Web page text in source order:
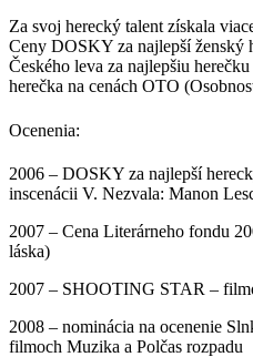
Za svoj herecký talent získala
Ceny DOSKY za najlepší ženský
Českého leva za najlepšiu
herečka na cenách OTO
Ocenenia:
2006 – DOSKY za najlepší
inscenácii V. Nezvala: Manon
2007 – Cena Literárneho fondu
láska)
2007 – SHOOTING STAR –
2008 – nominácia na ocenenie
filmoch Muzika a Polčas rozpadu